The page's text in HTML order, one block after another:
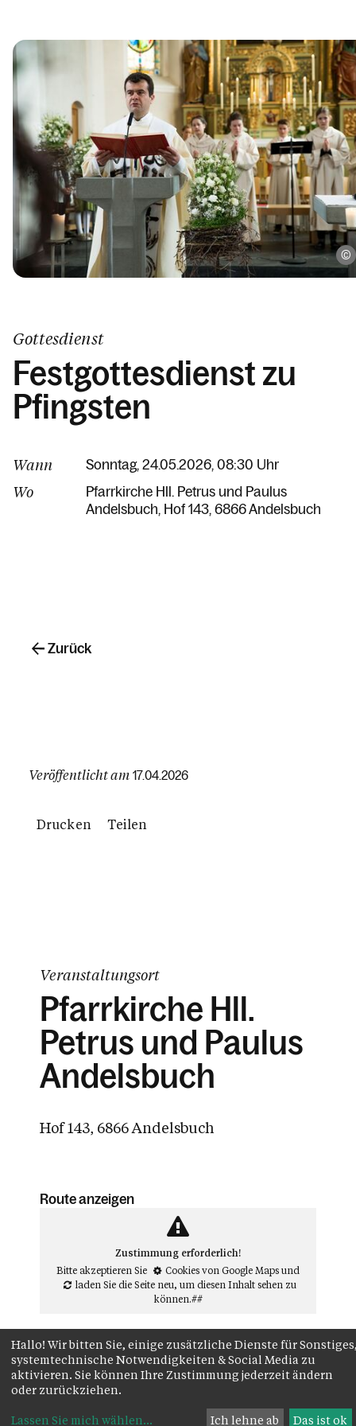
Gottesdienst
Festgottesdienst zu
Pfingsten
Wann Sonntag, 24.05.2026, 08:30 Uhr
Wo
Pfarrkirche Hll. Petrus und Paulus
Andelsbuch Hof 143 6866 Andelsbuch
Veröffentlicht am 17.04.2026
Drucken Teilen
Zurück
Veranstaltungsort
Pfarrkirche Hll.
Petrus und Paulus
Andelsbuch
Hof 143, 6866 Andelsbuch
Route anzeigen
Zustimmung erforderlich!
Bitte akzeptieren Sie
Cookies von Google Mapsund
laden Sie die Seite neu, um diesen Inhalt sehen zu
können.##
Hallo! Wir bitten Sie, einige zusätzliche Dienste für
systemtechnische Notwendigkeiten & Social Media zu
aktivieren. Sie können Ihre Zustimmung jederzeit ändern
oder zurückziehen.
Lassen Sie mich wählen... Ich lehne ab Das ist ok